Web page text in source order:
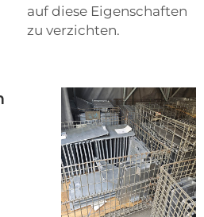
auf diese Eigenschaften
zu verzichten.